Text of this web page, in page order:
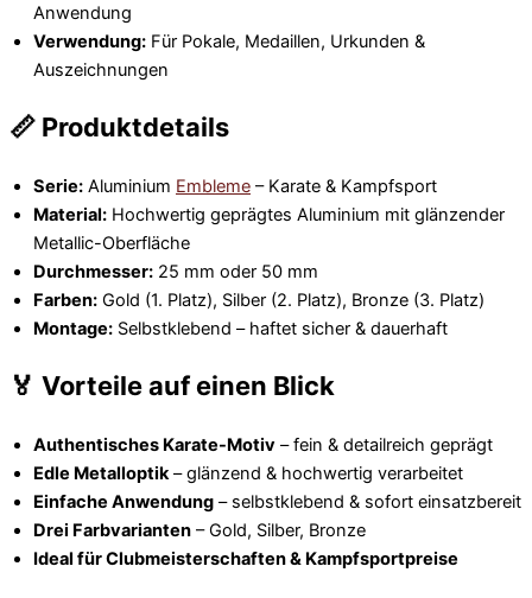
Anwendung
Verwendung: Für Pokale, Medaillen, Urkunden &
Auszeichnungen
📏 Produktdetails
Serie: Aluminium Embleme – Karate & Kampfsport
Material: Hochwertig geprägtes Aluminium mit glänzender
Metallic-Oberfläche
Durchmesser: 25 mm oder 50 mm
Farben: Gold (1. Platz), Silber (2. Platz), Bronze (3. Platz)
Montage: Selbstklebend – haftet sicher & dauerhaft
🏅 Vorteile auf einen Blick
Authentisches Karate-Motiv – fein & detailreich geprägt
Edle Metalloptik– glänzend & hochwertig verarbeitet
Einfache Anwendung – selbstklebend & sofort einsatzbereit
Drei Farbvarianten – Gold, Silber, Bronze
Ideal für Clubmeisterschaften & Kampfsportpreise